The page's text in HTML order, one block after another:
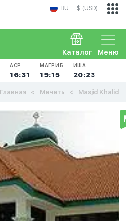
RU $ (USD)
Меню
Каталог
АСР
16:31
МАГРИБ
19:15
ИША
20:23
Главная Мечеть Masjid Khalid